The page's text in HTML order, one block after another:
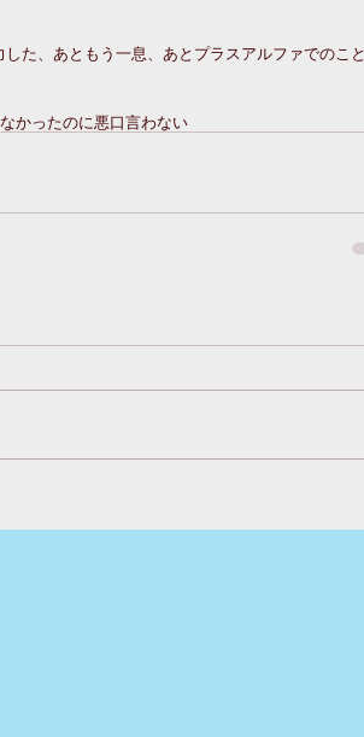
た、あともう一息、あとプラスアルファでのこと
かったのに悪口言わない